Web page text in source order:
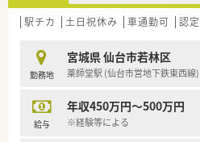
≪こんな方におすすめです≫
く、異動の場合にも転居の必要
り、マイカーの給油にもメリッ
も向上します。
で安定度もたかく、長期的に安
近年では男性社員でも育児休
駅チカ 土日祝休み 車通勤可 認
勤務地
宮城県 仙台市若林区
薬師堂駅 (仙台市営地下鉄東西線)
給与
年収450万円～500万円
※経験等による